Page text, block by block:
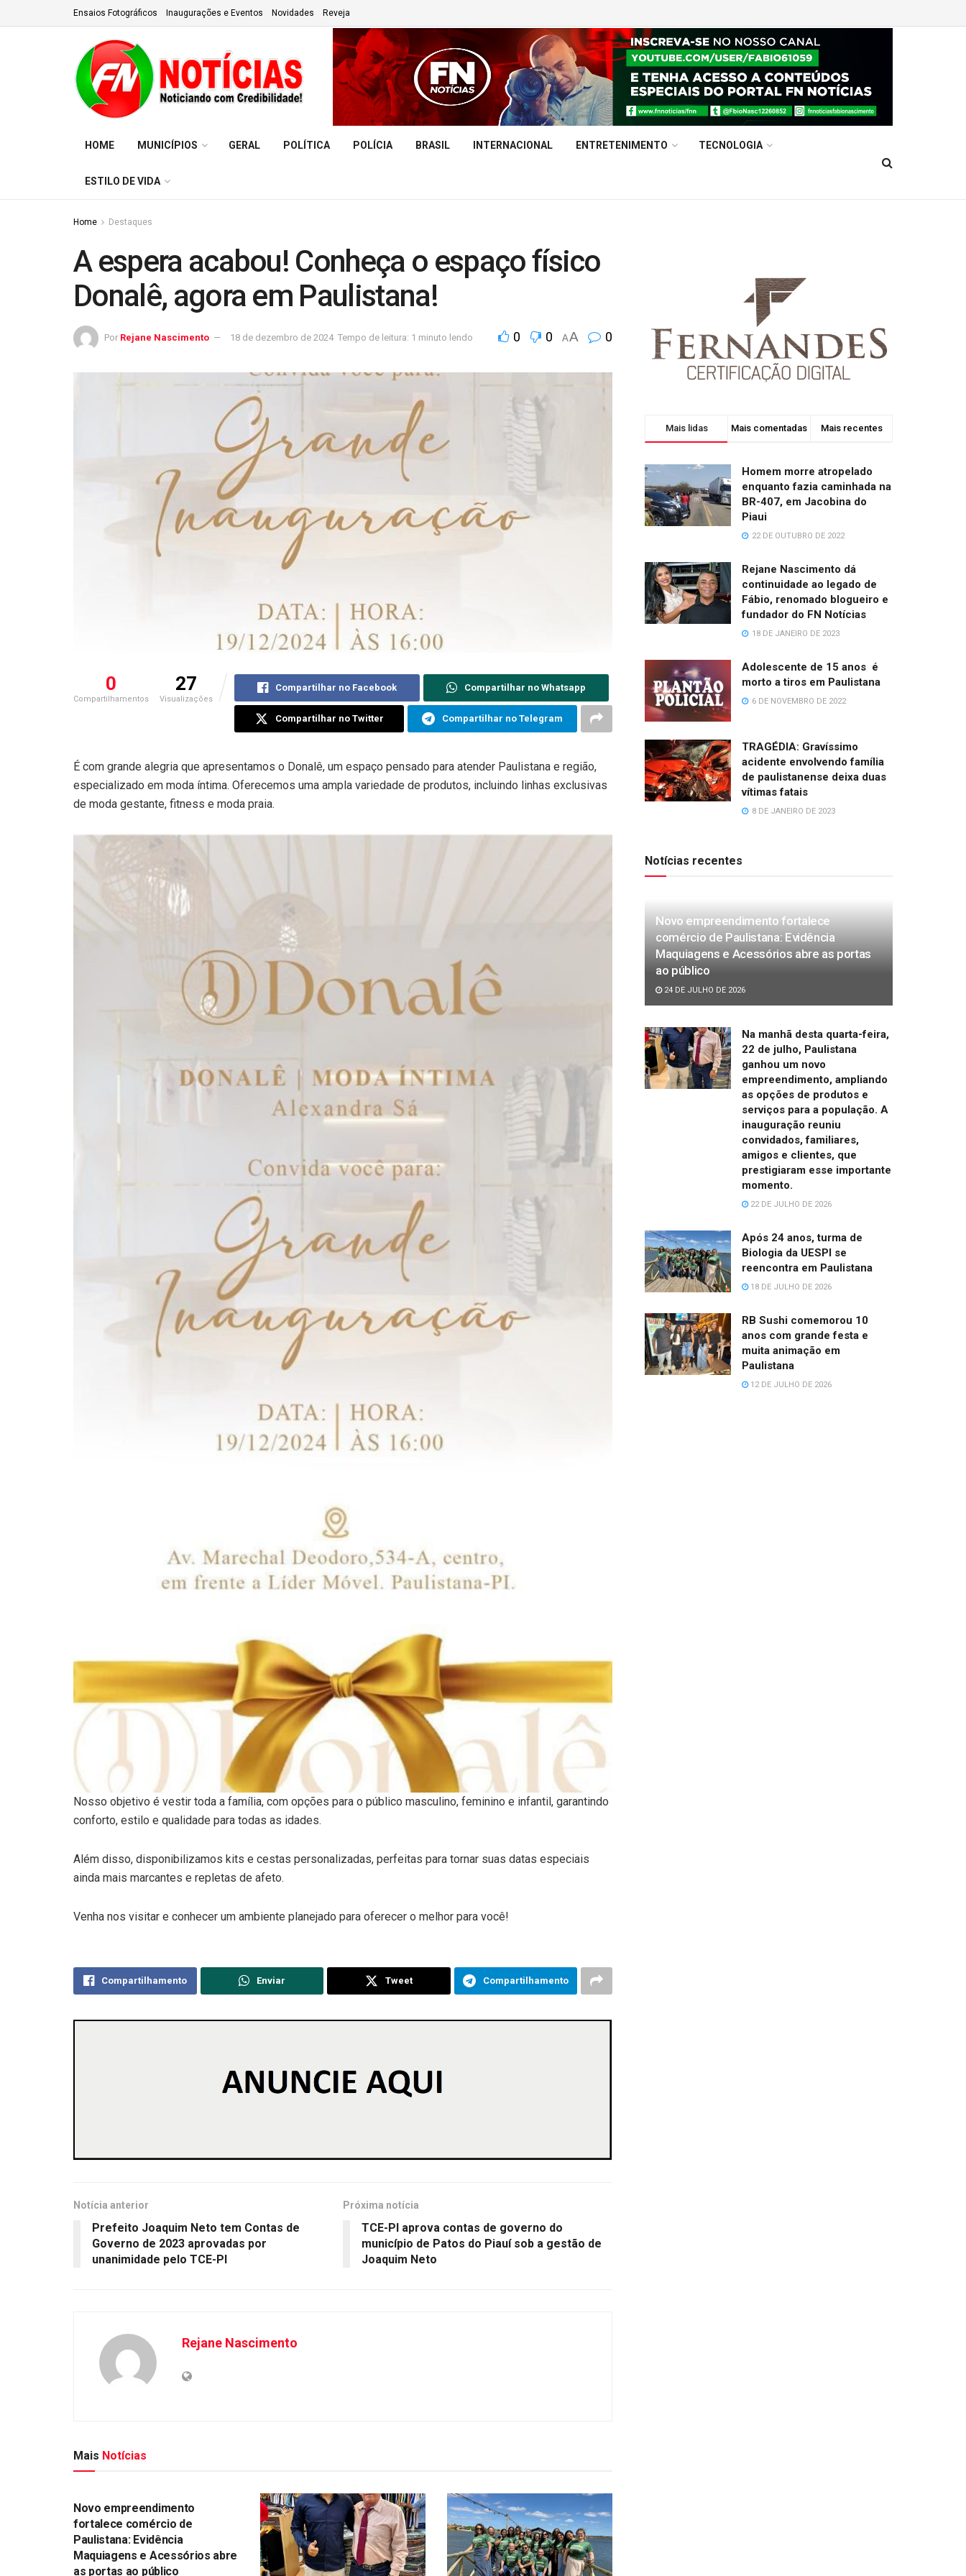
Ensaios Fotográficos Inaugurações e Eventos Novidades Reveja
HOME MUNICÍPIOS GERAL POLÍTICA POLÍCIA BRASIL INTERNACIONAL ENTRETENIMENTO TECNOLOGIA
ESTILO DE VIDA
Home Destaques
A espera acabou! Conheça o espaço físico
Donalê, agora em Paulistana!
Por Rejane Nascimento 18 de dezembro de 2024 Tempo de leitura: 1 minuto lendo 0 0 AA 0
0
Compartilhamentos
27
Visualizações
Compartilhar no Facebook Compartilhar no Whatsapp
Compartilhar no Twitter Compartilhar no Telegram
É com grande alegria que apresentamos o Donalê, um espaço pensado para atender Paulistana e região,
especializado em moda íntima. Oferecemos uma ampla variedade de produtos, incluindo linhas exclusivas
de moda gestante, fitness e moda praia.
Nosso objetivo é vestir toda a família, com opções para o público masculino, feminino e infantil, garantindo
conforto, estilo e qualidade para todas as idades.
Além disso, disponibilizamos kits e cestas personalizadas, perfeitas para tornar suas datas especiais
ainda mais marcantes e repletas de afeto.
Venha nos visitar e conhecer um ambiente planejado para oferecer o melhor para você!
Compartilhamento Enviar Tweet Compartilhamento
Notícia anterior
Prefeito Joaquim Neto tem Contas de
Governo de 2023 aprovadas por
unanimidade pelo TCE-PI
Próxima notícia
TCE-PI aprova contas de governo do
município de Patos do Piauí sob a gestão de
Joaquim Neto
Rejane Nascimento
Mais Notícias
Novo empreendimento
fortalece comércio de
Paulistana: Evidência
Maquiagens e Acessórios abre
as portas ao público
Mais lidas Mais comentadas Mais recentes
Homem morre atropelado
enquanto fazia caminhada na
BR-407, em Jacobina do
Piaui
22 DE OUTUBRO DE 2022
Rejane Nascimento dá
continuidade ao legado de
Fábio, renomado blogueiro e
fundador do FN Notícias
18 DE JANEIRO DE 2023
Adolescente de 15 anos é
morto a tiros em Paulistana
6 DE NOVEMBRO DE 2022
TRAGÉDIA: Gravíssimo
acidente envolvendo família
de paulistanense deixa duas
vítimas fatais
8 DE JANEIRO DE 2023
Notícias recentes
Novo empreendimento fortalece
comércio de Paulistana: Evidência
Maquiagens e Acessórios abre as portas
ao público
24 DE JULHO DE 2026
Na manhã desta quarta-feira,
22 de julho, Paulistana
ganhou um novo
empreendimento, ampliando
as opções de produtos e
serviços para a população. A
inauguração reuniu
convidados, familiares,
amigos e clientes, que
prestigiaram esse importante
momento.
22 DE JULHO DE 2026
Após 24 anos, turma de
Biologia da UESPI se
reencontra em Paulistana
18 DE JULHO DE 2026
RB Sushi comemorou 10
anos com grande festa e
muita animação em
Paulistana
12 DE JULHO DE 2026